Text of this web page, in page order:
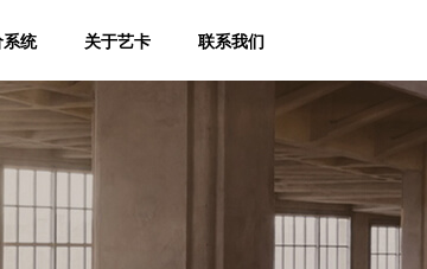
统 关于艺卡 联系我们